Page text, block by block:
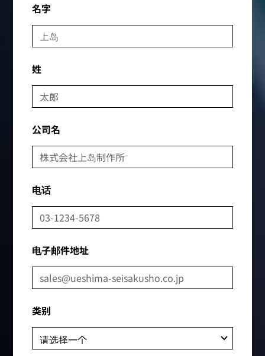
名字
姓
公司名
电话
电子邮件地址
类别